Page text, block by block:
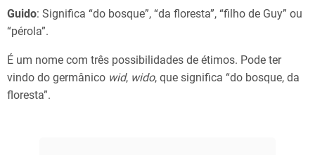
Guido: Significa “do bosque”, “da floresta”, “filho de Guy” ou
“pérola”.
É um nome com três possibilidades de étimos. Pode ter
vindo do germânico wid, wido, que significa “do bosque, da
floresta”.